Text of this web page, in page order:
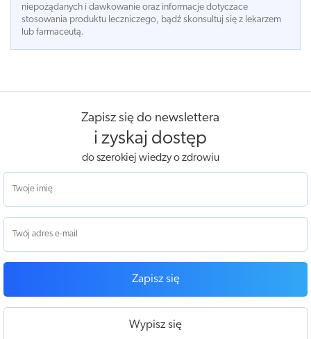
niepożądanych i dawkowanie oraz informacje dotyczace
stosowania produktu leczniczego, bądź skonsultuj się z lekarzem
lub farmaceutą.
Zapisz się do newslettera
i zyskaj dostęp
do szerokiej wiedzy o zdrowiu
Zapisz się
Wypisz się